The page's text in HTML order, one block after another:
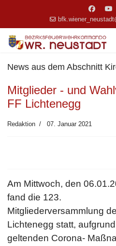
News aus dem Abschnitt
Mitglieder - und
FF Lichtenegg
Redaktion 07. Januar 2021
Am Mittwoch, den
fand die 123.
Mitgliederversammlung
Lichtenegg statt,
geltenden Corona-